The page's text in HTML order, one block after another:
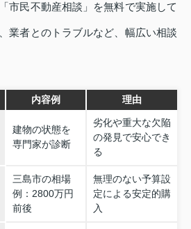
市民不動産相談」を無料で実施して
業者とのトラブルなど、幅広い相談
内容例 理由
建物の状態を
専門家が診断
劣化や重大な欠陥
の発見で安心でき
る
三島市の相場
例：2800万円
前後
無理のない予算設
定による安定的購
入